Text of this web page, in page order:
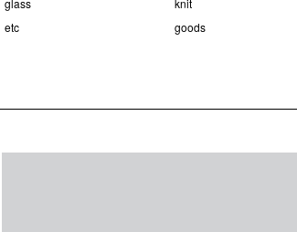
glass
etc
knit
goods